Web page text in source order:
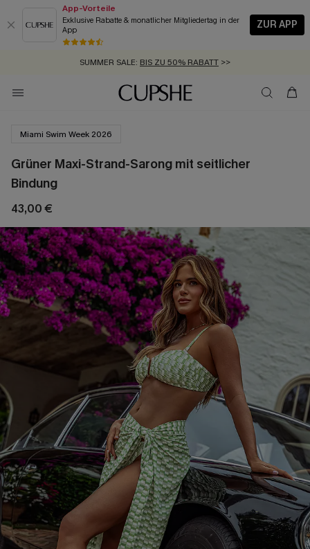
App-Vorteile
Exklusive Rabatte & monatlicher Mitgliedertag in der
App
ZUR APP
GRATIS MASSBAND MIT JEDEM SCHNELLVERSAND-ARTIKEL >>
SUMMER SALE: BIS ZU 50% RABATT >>
ZUM NEWSLETTER:BIS ZU -20% EXTRA ERHALTEN
KOSTENLOSER VERSAND AB 89 €
Miami Swim Week 2026
Grüner Maxi-Strand-Sarong mit seitlicher
Bindung
43,00 €